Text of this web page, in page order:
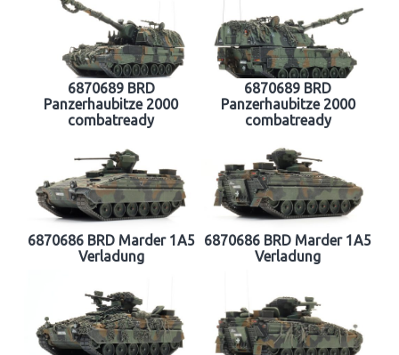
6870689 BRD
Panzerhaubitze 2000
combatready
6870689 BRD
Panzerhaubitze 2000
combatready
6870686 BRD Marder 1A5
Verladung
6870686 BRD Marder 1A5
Verladung